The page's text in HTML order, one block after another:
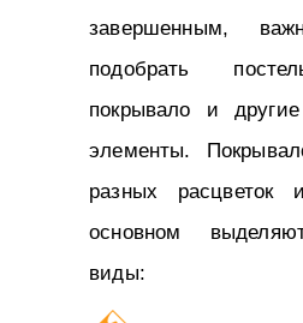
завершенным,
подобрать
покрывало и
элементы.
разных расцветок
основном
виды: